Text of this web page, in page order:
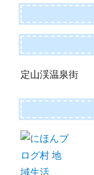
定山渓温泉街